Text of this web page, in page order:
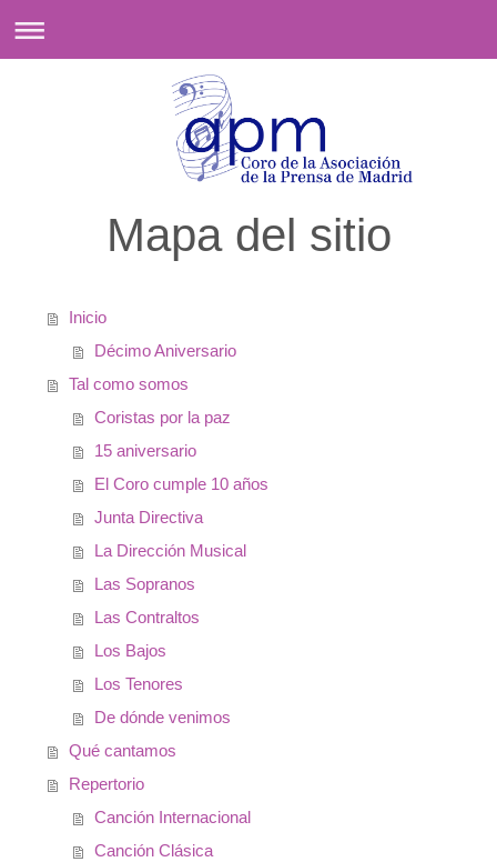
Mapa del sitio
Inicio
Décimo Aniversario
Tal como somos
Coristas por la paz
15 aniversario
El Coro cumple 10 años
Junta Directiva
La Dirección Musical
Las Sopranos
Las Contraltos
Los Bajos
Los Tenores
De dónde venimos
Qué cantamos
Repertorio
Canción Internacional
Canción Clásica